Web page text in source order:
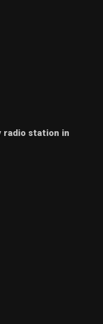
radio station in